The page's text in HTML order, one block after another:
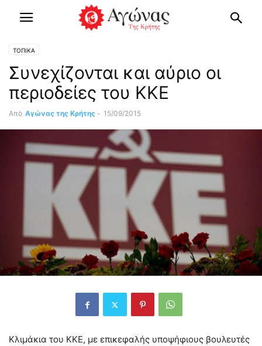
ΤΟΠΙΚΑ
Συνεχίζονται και αύριο οι
περιοδείες του ΚΚΕ
Από Αγώνας της Κρήτης - 15/09/2015
Κλιμάκια του ΚΚΕ, με επικεφαλής υποψήφιους βουλευτές